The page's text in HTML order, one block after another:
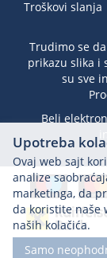
Troškovi slanja
Trudimo se
prikazu slika i
su sve
Beli
Upotreba
Ovaj web sajt
analize
marketinga, da
da koristite naše
naših kolačića.
Samo